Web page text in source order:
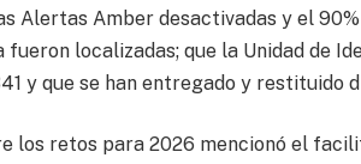
Alertas Amber desactivadas y el
fueron localizadas; que la Unidad de
y que se han entregado y restituido
los retos para 2026 mencionó el